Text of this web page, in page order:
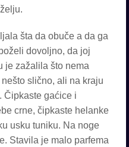
šta da obuče a da ga
dovoljno, da joj
je zažalila što nema
slično, ali na kraju
Čipkaste gaćice i
crne, čipkaste helanke
usku tuniku. Na noge
Stavila je malo parfema